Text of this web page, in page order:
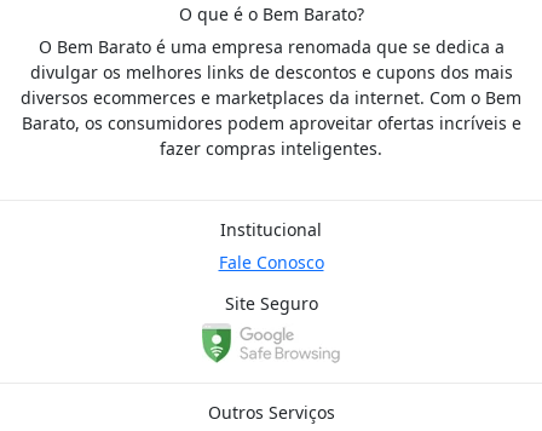
O que é o Bem Barato?
O Bem Barato é uma empresa renomada que se dedica a
divulgar os melhores links de descontos e cupons dos mais
diversos ecommerces e marketplaces da internet. Com o Bem
Barato, os consumidores podem aproveitar ofertas incríveis e
fazer compras inteligentes.
Institucional
Fale Conosco
Site Seguro
Outros Serviços